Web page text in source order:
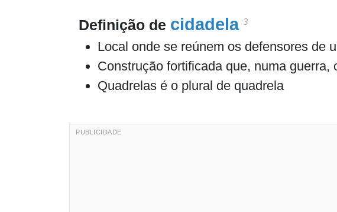
Definição de cidadela 3
Local onde se reúnem os defensores de
Construção fortificada que, numa guerra,
Quadrelas é o plural de quadrela